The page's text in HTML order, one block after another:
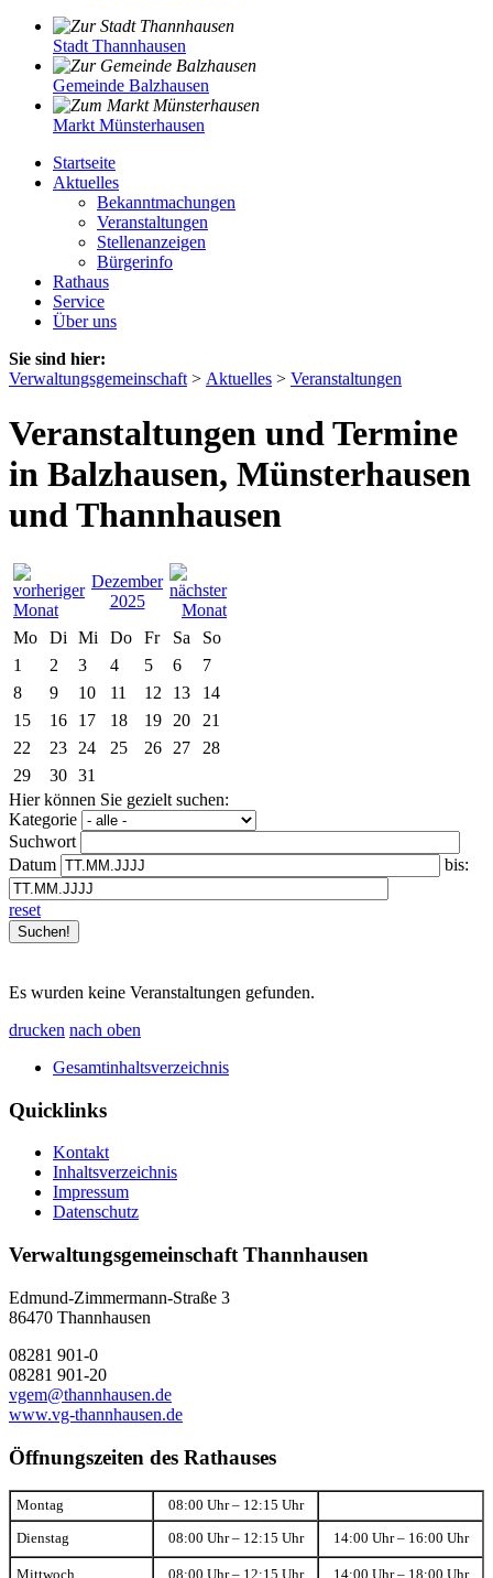
Stadt Thannhausen
Gemeinde Balzhausen
Markt Münsterhausen
Startseite
Aktuelles
Bekanntmachungen
Veranstaltungen
Stellenanzeigen
Bürgerinfo
Rathaus
Service
Über uns
Sie sind hier:
Verwaltungsgemeinschaft > Aktuelles > Veranstaltungen
Veranstaltungen und Termine
in Balzhausen, Münsterhausen
und Thannhausen
Dezember
2025
Mo
Di Mi Do Fr Sa
So
1
2 3 4 5 6
7
8
9 10 11 12 13
14
15
16 17 18 19 20
21
22
23 24 25 26 27
28
29
30 31
Hier können Sie gezielt suchen:
Kategorie
Suchwort
Datum
bis:
reset
Es wurden keine Veranstaltungen gefunden.
drucken nach oben
Gesamtinhaltsverzeichnis
Quicklinks
Kontakt
Inhaltsverzeichnis
Impressum
Datenschutz
Verwaltungsgemeinschaft Thannhausen
Edmund-Zimmermann-Straße 3
86470 Thannhausen
08281 901-0
08281 901-20
vgem@thannhausen.de
www.vg-thannhausen.de
Öffnungszeiten des Rathauses
Montag 08:00 Uhr – 12:15 Uhr
Dienstag 08:00 Uhr – 12:15 Uhr 14:00 Uhr – 16:00 Uhr